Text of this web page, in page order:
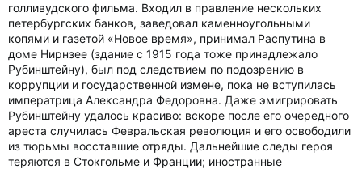
голливудского фильма. Входил в правление нескольких
петербургских банков, заведовал каменноугольными
копями и газетой «Новое время», принимал Распутина в
доме Нирнзее (здание с 1915 года тоже принадлежало
Рубинштейну), был под следствием по подозрению в
коррупции и государственной измене, пока не вступилась
императрица Александра Федоровна. Даже эмигрировать
Рубинштейну удалось красиво: вскоре после его очередного
ареста случилась Февральская революция и его освободили
из тюрьмы восставшие отряды. Дальнейшие следы героя
теряются в Стокгольме и Франции; иностранные